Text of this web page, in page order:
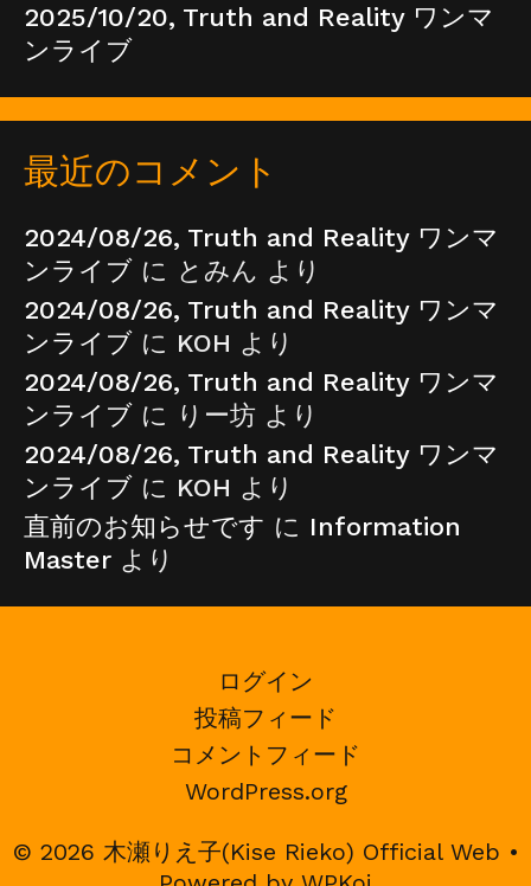
2025/10/20, Truth and Reality ワンマ
ンライブ
最近のコメント
2024/08/26, Truth and Reality ワンマ
ンライブ に とみん より
2024/08/26, Truth and Reality ワンマ
ンライブ に KOH より
2024/08/26, Truth and Reality ワンマ
ンライブ に りー坊 より
2024/08/26, Truth and Reality ワンマ
ンライブ に KOH より
直前のお知らせです に Information
Master より
ログイン
投稿フィード
コメントフィード
WordPress.org
© 2026 木瀬りえ子(Kise Rieko) Official Web •